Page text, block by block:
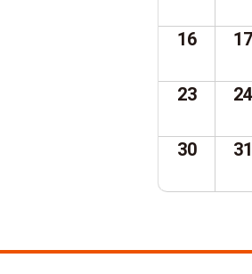
16 17
23 24
30 31